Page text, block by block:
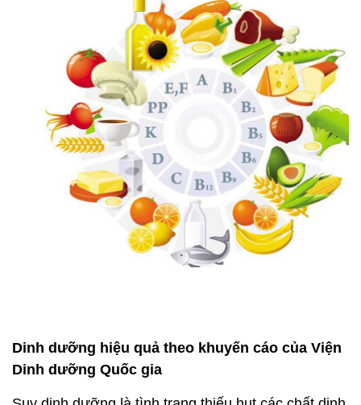
Dinh dưỡng hiệu quả theo khuyến cáo của Viện
Dinh dưỡng Quốc gia